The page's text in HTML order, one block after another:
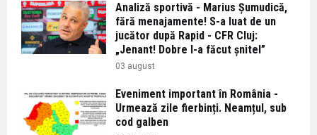
Analiză sportivă - Marius Șumudică,
fără menajamente! S-a luat de un
jucător după Rapid - CFR Cluj:
„Jenant! Dobre l-a făcut șnitel”
03 august
Eveniment important în România -
Urmează zile fierbinți. Neamțul, sub
cod galben